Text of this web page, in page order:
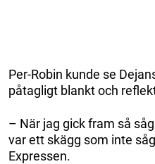
Per-Robin kunde se
påtagligt blankt och
– När jag gick fram så
var ett skägg som inte
Expressen.